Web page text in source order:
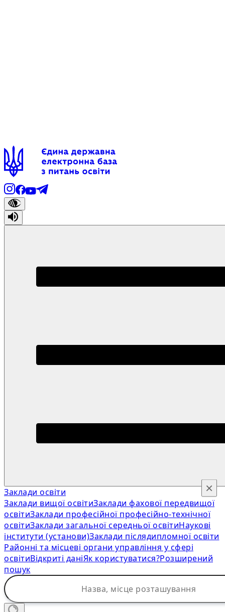
Заклади освіти
Заклади вищої освітиЗаклади фахової передвищої
освітиЗаклади професійної професійно-технічної
освітиЗаклади загальної середньої освітиНаукові
інститути (установи)Заклади післядипломної освіти
Районні та місцеві органи управління у сфері
освітиВідкриті даніЯк користуватися?Розширений
пошук
×